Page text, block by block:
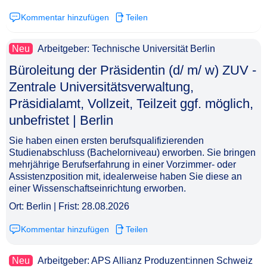
Kommentar hinzufügen Teilen
Neu Arbeitgeber: Technische Universität Berlin
Büroleitung der Präsidentin (d/ m/ w) ZUV -
Zentrale Universitätsverwaltung,
Präsidialamt, Vollzeit, Teilzeit ggf. möglich,
unbefristet | Berlin​‌‌‌‌​‌​‌‌‌‌​‌​​‌‌​
Sie haben einen ersten berufsqualifizierenden
Studienabschluss (Bachelorniveau) erworben. Sie bringen
mehrjährige Berufserfahrung in einer Vorzimmer- oder
Assistenzposition mit, idealerweise haben Sie diese an
einer Wissenschaftseinrichtung erworben.
Ort: Berlin | Frist: 28.08.2026
Kommentar hinzufügen Teilen
Neu Arbeitgeber: APS Allianz Produzent:innen Schweiz